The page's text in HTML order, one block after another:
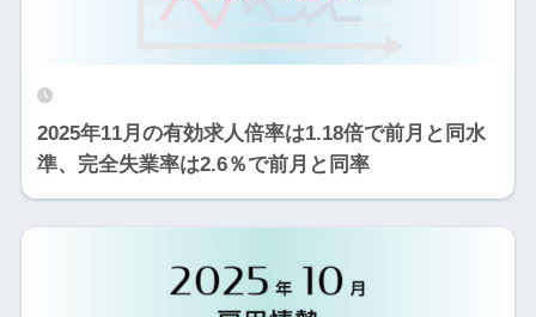
2025年11月の有効求人倍率は1.18倍で前月と同水
準、完全失業率は2.6％で前月と同率